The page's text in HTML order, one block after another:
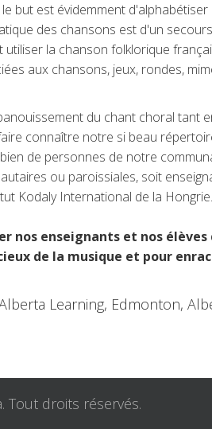
est évidemment
des chansons est d'un
la chanson folklorique
aux chansons, jeux, rondes,
du chant choral tant
connaître notre si beau
de personnes de notre
ou paroissiales, soit
Kodaly International de la
nos enseignants et nos
de la musique et pour
Learning, Edmonton,
Tout droits réservés.